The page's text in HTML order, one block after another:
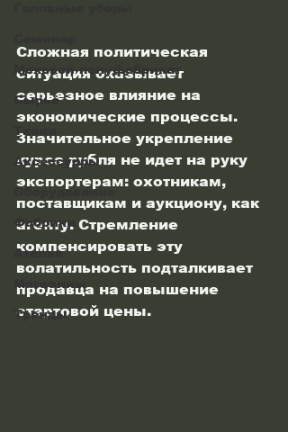
Меховой полуфабрикат
Сырьё
Ткани
Аксессуары
Оборудование
Фабрики
Ателье
Тренды
Сложная политическая
ситуация оказывает
серьезное влияние на
экономические процессы.
Значительное укрепление
курса рубля не идет на руку
экспортерам: охотникам,
поставщикам и аукциону, как
агенту. Стремление
компенсировать эту
волатильность подталкивает
продавца на повышение
стартовой цены.